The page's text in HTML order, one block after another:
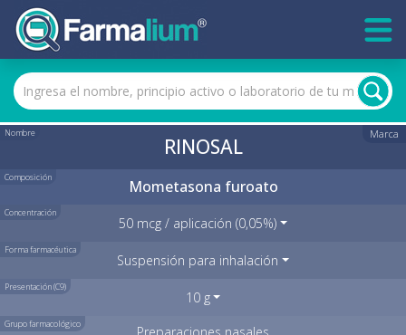
Nombre Marca
RINOSAL
Composición Mometasona furoato
Concentración
50 mcg / aplicación (0,05%)
Forma farmacéutica
Suspensión para inhalación
Presentación (C9)
10 g
Grupo farmacológico